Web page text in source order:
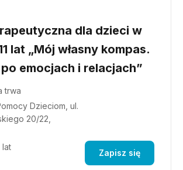
dla dzieci w
lat „Mój własny kompas.
emocjach i relacjach”
trwa
Dzieciom, ul.
20/22,
lat
Zapisz się